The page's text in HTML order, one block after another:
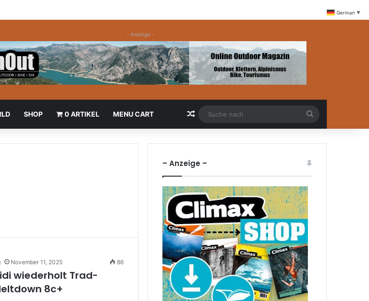
- Anzeige -
SHOP 0 ARTIKEL MENU CART Zufällige Artikel
nach
November 11, 2025 86
wiederholt Trad-
8c+
– Anzeige –
German ▼